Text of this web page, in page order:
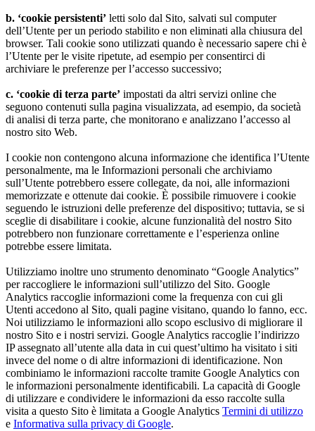
b. ‘cookie persistenti’ letti solo dal Sito, salvati sul computer
dell’Utente per un periodo stabilito e non eliminati alla chiusura del
browser. Tali cookie sono utilizzati quando è necessario sapere chi è
l’Utente per le visite ripetute, ad esempio per consentirci di
archiviare le preferenze per l’accesso successivo;
c. ‘cookie di terza parte’ impostati da altri servizi online che
seguono contenuti sulla pagina visualizzata, ad esempio, da società
di analisi di terza parte, che monitorano e analizzano l’accesso al
nostro sito Web.
I cookie non contengono alcuna informazione che identifica l’Utente
personalmente, ma le Informazioni personali che archiviamo
sull’Utente potrebbero essere collegate, da noi, alle informazioni
memorizzate e ottenute dai cookie. È possibile rimuovere i cookie
seguendo le istruzioni delle preferenze del dispositivo; tuttavia, se si
sceglie di disabilitare i cookie, alcune funzionalità del nostro Sito
potrebbero non funzionare correttamente e l’esperienza online
potrebbe essere limitata.
Utilizziamo inoltre uno strumento denominato “Google Analytics”
per raccogliere le informazioni sull’utilizzo del Sito. Google
Analytics raccoglie informazioni come la frequenza con cui gli
Utenti accedono al Sito, quali pagine visitano, quando lo fanno, ecc.
Noi utilizziamo le informazioni allo scopo esclusivo di migliorare il
nostro Sito e i nostri servizi. Google Analytics raccoglie l’indirizzo
IP assegnato all’utente alla data in cui quest’ultimo ha visitato i siti
invece del nome o di altre informazioni di identificazione. Non
combiniamo le informazioni raccolte tramite Google Analytics con
le informazioni personalmente identificabili. La capacità di Google
di utilizzare e condividere le informazioni da esso raccolte sulla
visita a questo Sito è limitata a Google Analytics Termini di utilizzo
e Informativa sulla privacy di Google.